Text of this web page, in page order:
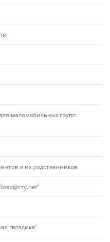
маломобильных групп
и их родственников
гвоздика"